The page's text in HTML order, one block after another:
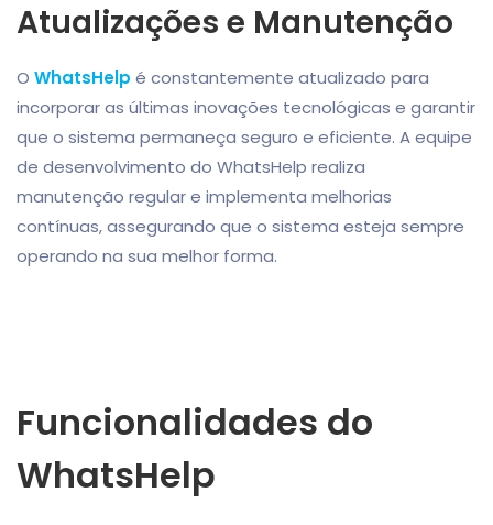
Atualizações e Manutenção
O WhatsHelp é constantemente atualizado para
incorporar as últimas inovações tecnológicas e garantir
que o sistema permaneça seguro e eficiente. A equipe
de desenvolvimento do WhatsHelp realiza
manutenção regular e implementa melhorias
contínuas, assegurando que o sistema esteja sempre
operando na sua melhor forma.
Funcionalidades do
WhatsHelp